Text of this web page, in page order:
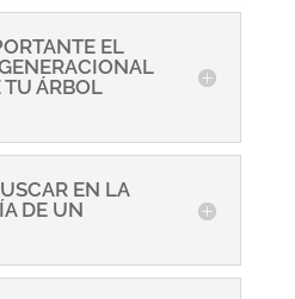
EL
TU ÁRBOL
EN LA
DE UN